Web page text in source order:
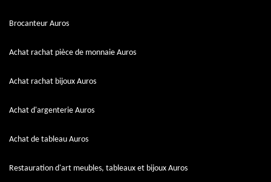
Brocanteur Auros
Achat rachat pièce de monnaie Auros
Achat rachat bijoux Auros
Achat d'argenterie Auros
Achat de tableau Auros
Restauration d'art meubles, tableaux et bijoux Auros